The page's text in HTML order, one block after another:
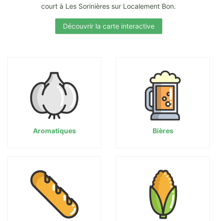
court à Les Sorinières sur Localement Bon.
Découvrir la carte interactive
Aromatiques Bières